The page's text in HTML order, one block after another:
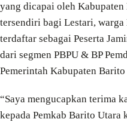
yang dicapai oleh
tersendiri bagi Lestari,
terdaftar sebagai Peserta
dari segmen PBPU & BP
Pemerintah Kabupaten
“Saya mengucapkan terima
kepada Pemkab Barito Utara